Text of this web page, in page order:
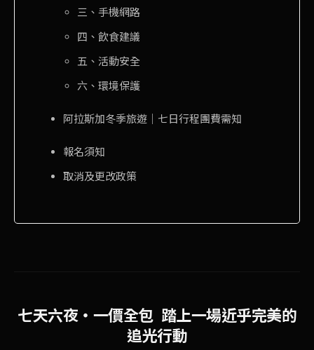
三、手機網路
四、飲食建議
五、活動安全
六、環境保護
阿拉斯加冬季旅遊｜七日行程團費需知
報名須知
取消及更改政策
七天六夜・一價全包 踏上一場近乎完美的
追光行動